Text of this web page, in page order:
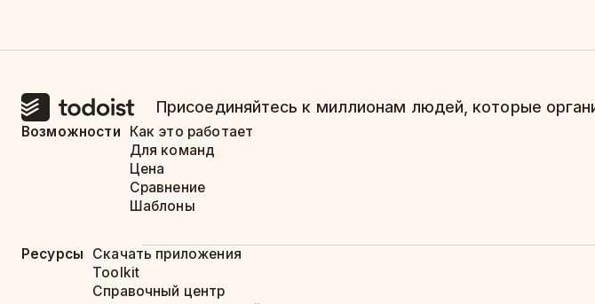
Присоединяйтесь к миллионам людей, которые
Возможности
Как это работает
Для команд
Цена
Сравнение
Шаблоны
Ресурсы
Скачать приложения
Toolkit
Справочный центр